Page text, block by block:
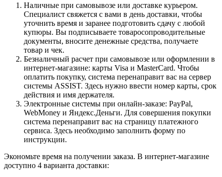
Наличные при самовывозе или доставке курьером.
Специалист свяжется с вами в день доставки, чтобы
уточнить время и заранее подготовить сдачу с любой
купюры. Вы подписываете товаросопроводительные
документы, вносите денежные средства, получаете
товар и чек.
Безналичный расчет при самовывозе или оформлении в
интернет-магазине: карты Visa и MasterCard. Чтобы
оплатить покупку, система перенаправит вас на сервер
системы ASSIST. Здесь нужно ввести номер карты, срок
действия и имя держателя.
Электронные системы при онлайн-заказе: PayPal,
WebMoney и Яндекс.Деньги. Для совершения покупки
система перенаправит вас на страницу платежного
сервиса. Здесь необходимо заполнить форму по
инструкции.
Экономьте время на получении заказа. В интернет-магазине
доступно 4 варианта доставки: